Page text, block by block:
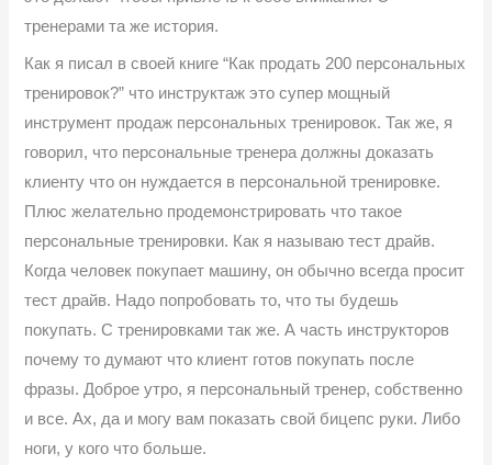
тренерами та же история.
Как я писал в своей книге “Как продать 200 персональных
тренировок?” что инструктаж это супер мощный
инструмент продаж персональных тренировок. Так же, я
говорил, что персональные тренера должны доказать
клиенту что он нуждается в персональной тренировке.
Плюс желательно продемонстрировать что такое
персональные тренировки. Как я называю тест драйв.
Когда человек покупает машину, он обычно всегда просит
тест драйв. Надо попробовать то, что ты будешь
покупать. С тренировками так же. А часть инструкторов
почему то думают что клиент готов покупать после
фразы. Доброе утро, я персональный тренер, собственно
и все. Ах, да и могу вам показать свой бицепс руки. Либо
ноги, у кого что больше.